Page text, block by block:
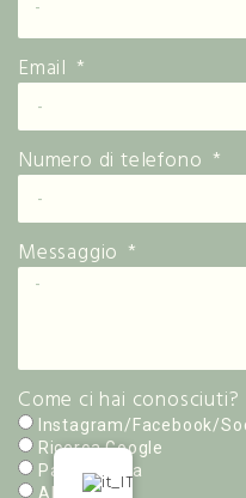
Email
Numero di telefono
Messaggio
Come ci hai conosciuti?
Instagram/Facebook/
Ricerca Google
Passaparola
Altro